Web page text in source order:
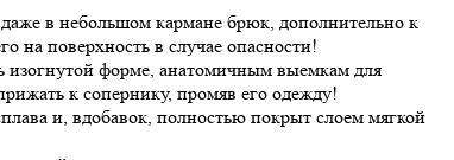
в небольшом кармане брюк, дополнительно к
на поверхность в случае опасности!
изогнутой форме, анатомичным выемкам для
к сопернику, промяв его одежду!
и, вдобавок, полностью покрыт слоем мягкой